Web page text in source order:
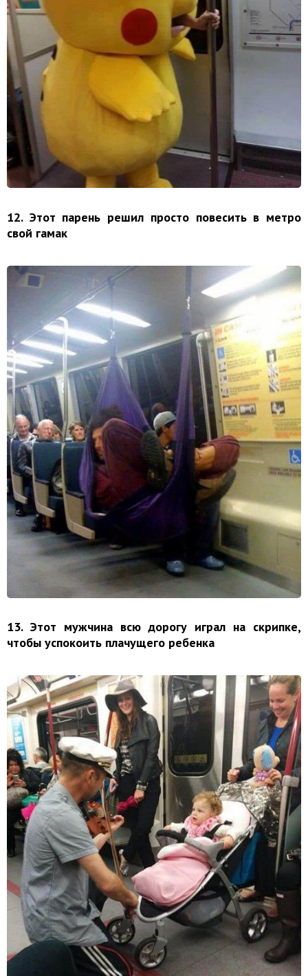
12. Этот парень решил просто повесить в метро
свой гамак
13. Этот мужчина всю дорогу играл на скрипке,
чтобы успокоить плачущего ребенка